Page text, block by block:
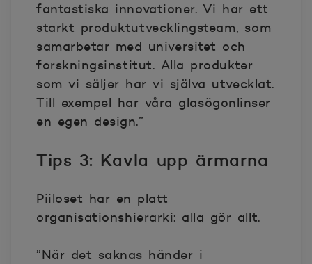
fantastiska innovationer. Vi har ett
starkt produktutvecklingsteam, som
samarbetar med universitet och
forskningsinstitut. Alla produkter
som vi säljer har vi själva utvecklat.
Till exempel har våra glasögonlinser
en egen design.”
Tips 3: Kavla upp ärmarna
Piiloset har en platt
organisationshierarki: alla gör allt.
”När det saknas händer i